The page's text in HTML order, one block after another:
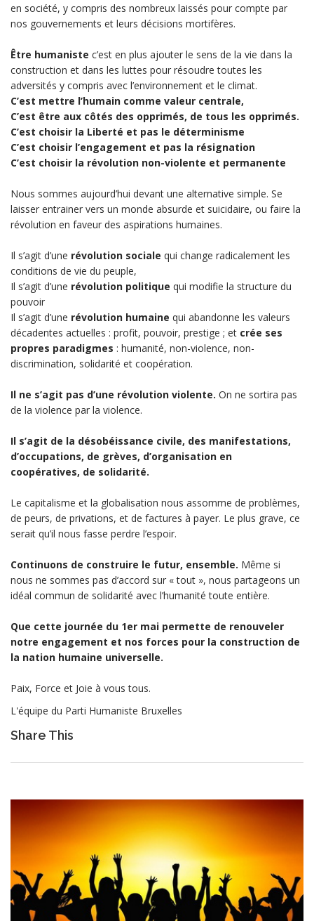
en société, y compris des nombreux laissés pour compte par
nos gouvernements et leurs décisions mortifères.
Être humaniste c’est en plus ajouter le sens de la vie dans la
construction et dans les luttes pour résoudre toutes les
adversités y compris avec l’environnement et le climat.
C’est mettre l’humain comme valeur centrale,
C’est être aux côtés des opprimés, de tous les opprimés.
C’est choisir la Liberté et pas le déterminisme
C’est choisir l’engagement et pas la résignation
C’est choisir la révolution non-violente et permanente
Nous sommes aujourd’hui devant une alternative simple. Se
laisser entrainer vers un monde absurde et suicidaire, ou faire la
révolution en faveur des aspirations humaines.
Il s’agit d’une révolution sociale qui change radicalement les
conditions de vie du peuple,
Il s’agit d’une révolution politique qui modifie la structure du
pouvoir
Il s’agit d’une révolution humaine qui abandonne les valeurs
décadentes actuelles : profit, pouvoir, prestige ; et crée ses
propres paradigmes : humanité, non-violence, non-
discrimination, solidarité et coopération.
Il ne s’agit pas d’une révolution violente. On ne sortira pas
de la violence par la violence.
Il s’agit de la désobéissance civile, des manifestations,
d’occupations, de grèves, d’organisation en
coopératives, de solidarité.
Le capitalisme et la globalisation nous assomme de problèmes,
de peurs, de privations, et de factures à payer. Le plus grave, ce
serait qu’il nous fasse perdre l’espoir.
Continuons de construire le futur, ensemble. Même si
nous ne sommes pas d’accord sur « tout », nous partageons un
idéal commun de solidarité avec l’humanité toute entière.
Que cette journée du 1er mai permette de renouveler
notre engagement et nos forces pour la construction de
la nation humaine universelle.
Paix, Force et Joie à vous tous.
L'équipe du Parti Humaniste Bruxelles
Share This